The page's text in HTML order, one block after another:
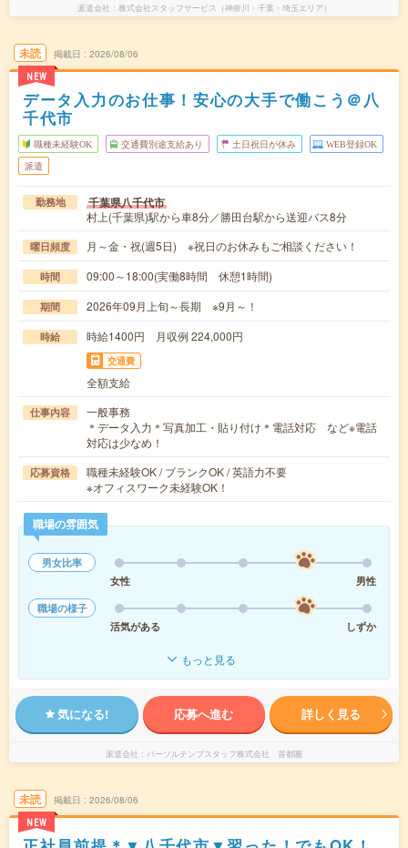
派遣会社 株式会社スタッフサービス（神奈川・千葉・埼玉エリア）
未読
NEW
掲載日 2026/08/06
データ入力のお仕事！安心の大手で働こう＠八
千代市
職種未経験OK 交通費別途支給あり 土日祝日が休み WEB登録OK
派遣
勤務地 千葉県八千代市
村上(千葉県)駅から車8分／勝田台駅から送迎バス8分
曜日頻度 月～金・祝(週5日) ※祝日のお休みもご相談ください！
時間 09:00～18:00(実働8時間 休憩1時間)
期間 2026年09月上旬～長期 ※9月～！
時給 時給1400円 月収例 224,000円
交通費
全額支給
仕事内容
一般事務
＊データ入力＊写真加工・貼り付け＊電話対応 など※電話
対応は少なめ！
応募資格
職種未経験OK / ブランクOK / 英語力不要
※オフィスワーク未経験OK！
職場の雰囲気
男女比率
女性
男性
職場の様子
活気がある
しずか
もっと見る
気になる! 応募へ進む 詳しく見る
派遣会社 パーソルテンプスタッフ株式会社 首都圏
未読
NEW
掲載日 2026/08/06